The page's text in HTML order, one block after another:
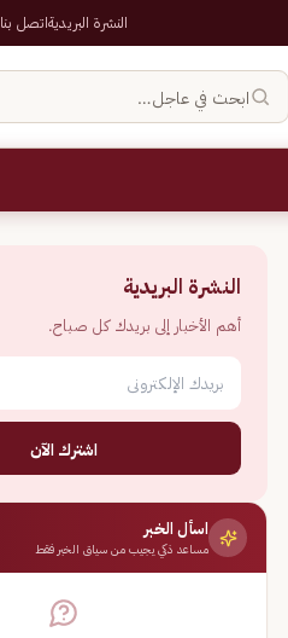
النشرة البريديةاتصل بنا
ابحث في عاجل…
النشرة البريدية
أهم الأخبار إلى بريدك كل صباح.
اشترك الآن
اسأل الخبر
مساعد ذكي يجيب من سياق الخبر فقط